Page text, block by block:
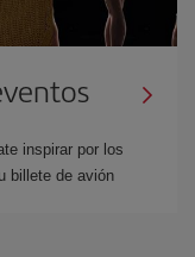
inspirar por los
billete de avión